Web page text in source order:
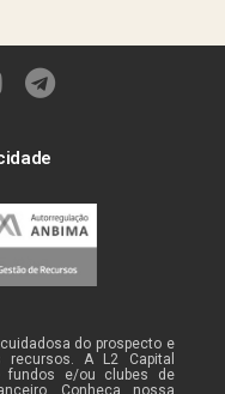
do prospecto e
A L2 Capital
fundos e/ou clubes de
Conheça nossa